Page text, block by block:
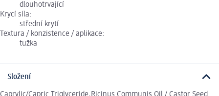
dlouhotrvající
Krycí síla:
střední krytí
Textura / konzistence / aplikace:
tužka
Složení